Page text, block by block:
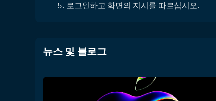
로그인하고 화면의 지시를 따르십시오.
뉴스 및 블로그